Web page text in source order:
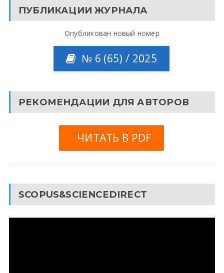
ПУБЛИКАЦИИ ЖУРНАЛА
Опубликован новый номер
№ 6 (65) / 2025
РЕКОМЕНДАЦИИ ДЛЯ АВТОРОВ
ЧИТАТЬ В PDF
SCOPUS&SCIENCEDIRECT